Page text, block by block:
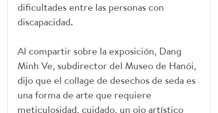
dificultades entre las personas con
discapacidad.
Al compartir sobre la exposición, Dang
Minh Ve, subdirector del Museo de Hanói,
dijo que el collage de desechos de seda es
una forma de arte que requiere
meticulosidad, cuidado, un ojo artístico